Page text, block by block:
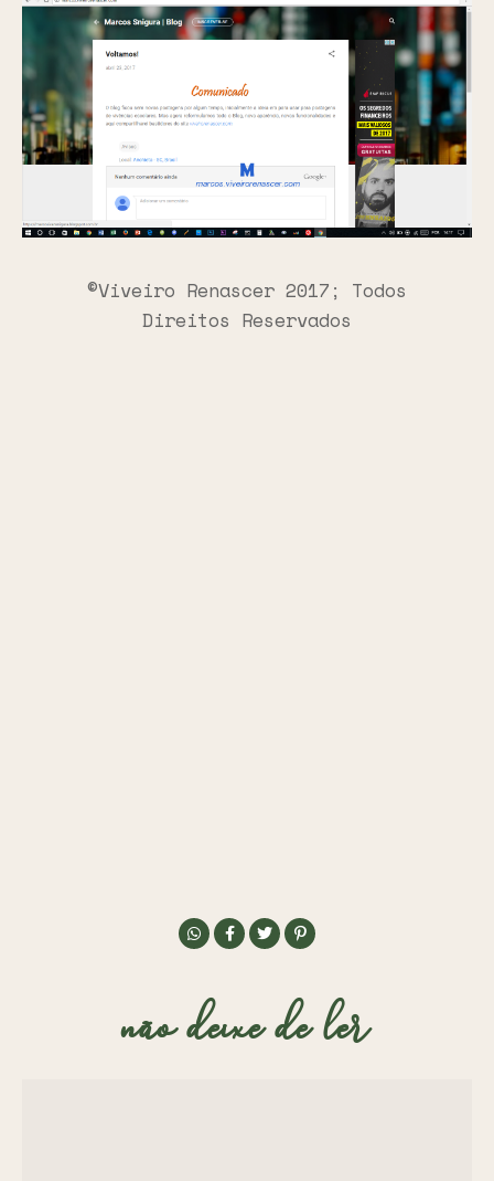
©Viveiro Renascer 2017; Todos
Direitos Reservados
não deixe de ler